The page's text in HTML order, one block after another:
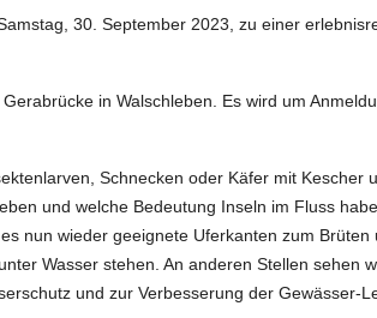
30. September 2023, zu einer
in Walschleben. Es wird um
Schnecken oder Käfer mit
und welche Bedeutung Inseln im Fluss
nun wieder geeignete Uferkanten zum
Wasser stehen. An anderen Stellen sehen
und zur Verbesserung der Gewässer-